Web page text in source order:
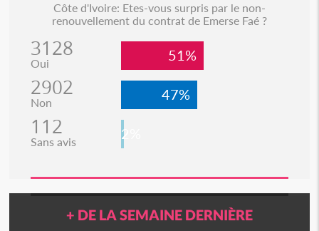
Côte d'Ivoire: Etes-vous surpris par le non-
renouvellement du contrat de Emerse Faé ?
3128
Oui 51%
2902
Non 47%
112
Sans avis 2%
+ DE LA SEMAINE DERNIÈRE